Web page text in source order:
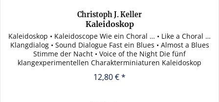
Christoph J. Keller
Kaleidoskop
Kaleidoskop • Kaleidoscope Wie ein Choral … • Like a Choral …
Klangdialog • Sound Dialogue Fast ein Blues • Almost a Blues
Stimme der Nacht • Voice of the Night Die fünf
klangexperimentellen Charakterminiaturen Kaleidoskop
12,80 € *